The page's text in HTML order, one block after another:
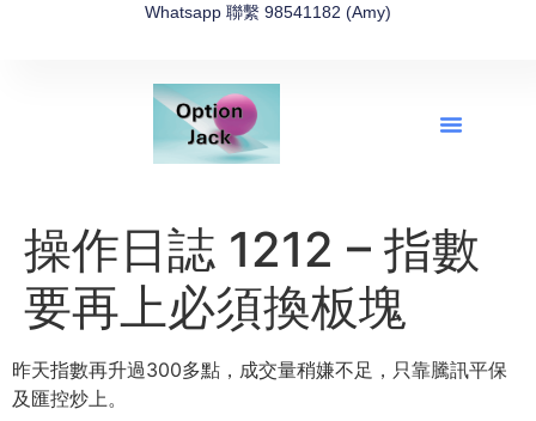
Whatsapp 聯繫 98541182 (Amy)
操作日誌 1212 – 指數
要再上必須換板塊
昨天指數再升過300多點，成交量稍嫌不足，只靠騰訊平保
及匯控炒上。